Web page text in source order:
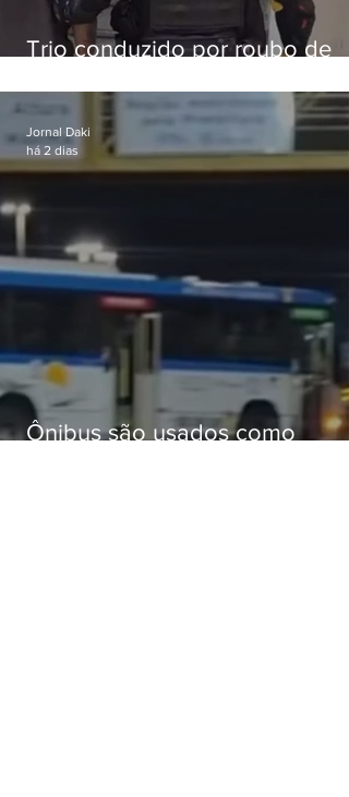
Trio conduzido por roubo de
passagens
Ônibus são usados como
Jornal Daki
há 2 dias